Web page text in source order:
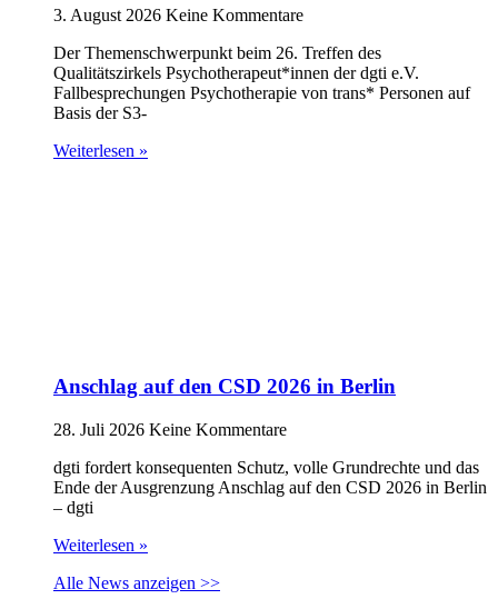
3. August 2026 Keine Kommentare
Der Themenschwerpunkt beim 26. Treffen des
Qualitätszirkels Psychotherapeut*innen der dgti e.V.
Fallbesprechungen Psychotherapie von trans* Personen auf
Basis der S3-
Weiterlesen »
Anschlag auf den CSD 2026 in Berlin
28. Juli 2026 Keine Kommentare
dgti fordert konsequenten Schutz, volle Grundrechte und das
Ende der Ausgrenzung Anschlag auf den CSD 2026 in Berlin
– dgti
Weiterlesen »
Alle News anzeigen >>